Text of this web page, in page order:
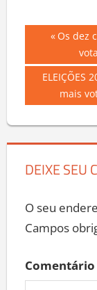
de
Post
Previous
Os dez
Next
Post:
ELEIÇÕES
mais
DEIXE SEU
O seu
Campos
Comentário